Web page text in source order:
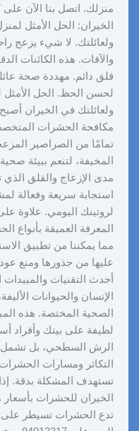
الخيران: الحل الأمثل
ولعائلتك. لا شيء يزعج
والآفات. هذه الكائنات
قلق دائم. مهددة صحة
لحسن الحظ. الحل
ولعائلتك في الخيران
مكافحة الحشرات
تمامًا من الصراصير
المخيفة، لتنعم ببيئة
مدى الإزعاج والقلق الذي
استجابة سريعة وفعالة
لروتينك اليومي. علاوة
المعرفة العميقة بأنواع
مما يمكننا من تطبيق
عليها من جذورها ومنع
أحدث التقنيات
الإنسان والحيوانات
الصحية المختصة. هذه
لطيفة على بيتك وأفراد
الرش السطحي، بل تشمل
التكاثر ومسارات
تستهدف المشكلة بدقة.
الخيران للحشرات بأسعار
تدع الحشرات تسيطر على